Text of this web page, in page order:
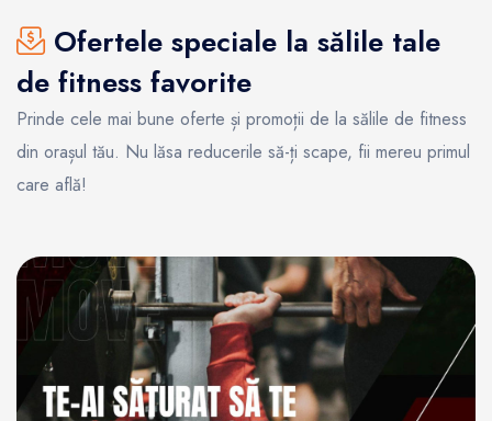
Ofertele speciale la sălile tale
de fitness favorite
Prinde cele mai bune oferte și promoții de la sălile de fitness
din orașul tău. Nu lăsa reducerile să-ți scape, fii mereu primul
care află!